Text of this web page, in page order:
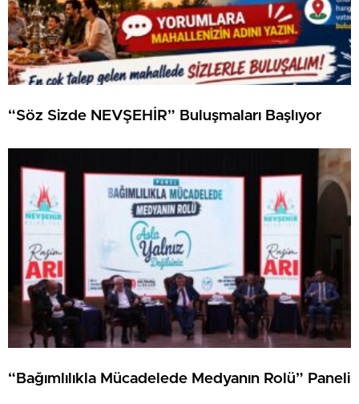
“Söz Sizde NEVŞEHİR” Buluşmaları Başlıyor
“Bağımlılıkla Mücadelede Medyanın Rolü” Paneli